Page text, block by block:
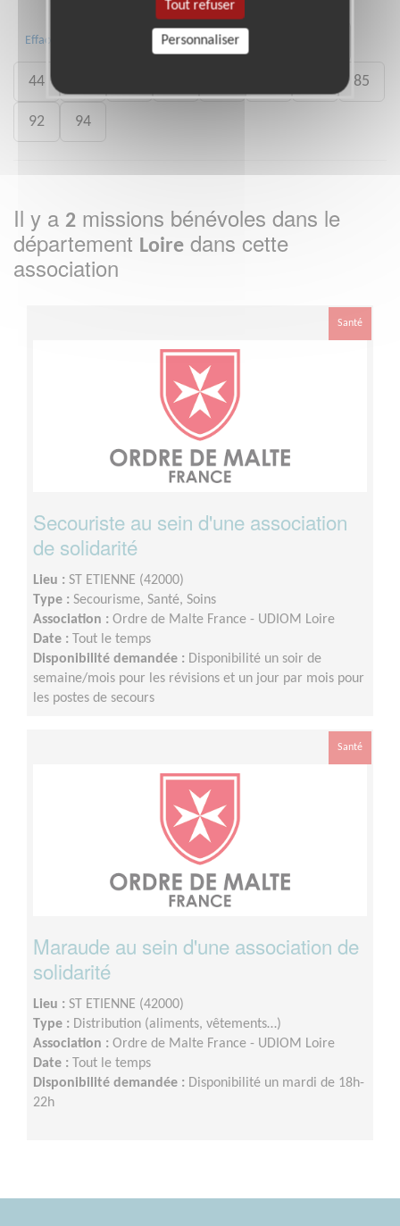
Effacer 35 38
44 85
92 94
Il y a 2 missions bénévoles dans le
département Loire dans cette
association
Santé
Secouriste au sein d'une association
de solidarité
Lieu : ST ETIENNE (42000)
Type : Secourisme, Santé, Soins
Association : Ordre de Malte France - UDIOM Loire
Date : Tout le temps
Disponibilité demandée : Disponibilité un soir de
semaine/mois pour les révisions et un jour par mois pour
les postes de secours
Santé
Maraude au sein d'une association de
solidarité
Lieu : ST ETIENNE (42000)
Type : Distribution (aliments, vêtements…)
Association : Ordre de Malte France - UDIOM Loire
Date : Tout le temps
Disponibilité demandée : Disponibilité un mardi de 18h-
22h
Tout refuser
Personnaliser